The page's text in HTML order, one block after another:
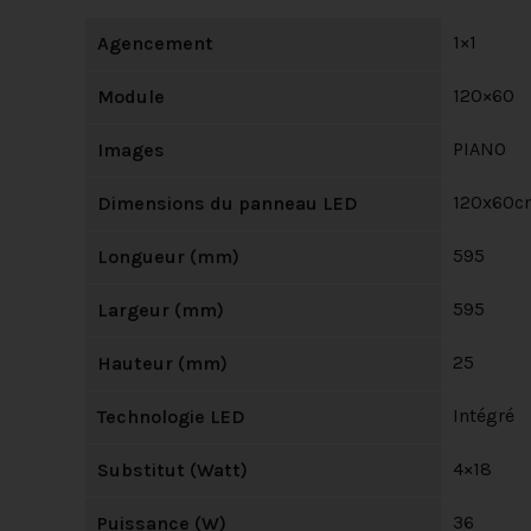
Agencement 1×1
Module 120×60
Images PIANO
Dimensions du panneau LED
Longueur (mm) 595
Largeur (mm) 595
Hauteur (mm) 25
Technologie LED Intégré
Substitut (Watt) 4×18
Puissance (W) 36